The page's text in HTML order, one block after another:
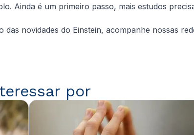
Ainda é um primeiro passo, mais estudos
novidades do Einstein, acompanhe nossas
por